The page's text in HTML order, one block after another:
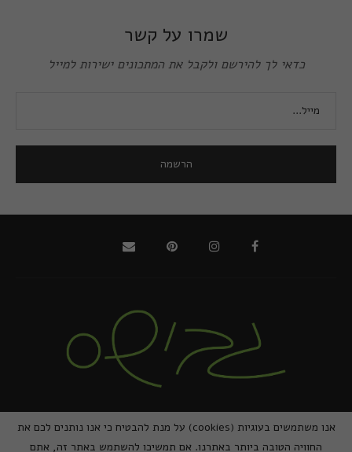
שמרו על קשר
כדאי לך להירשם ולקבל את המתכונים ישירות למייל
אנו משתמשים בעוגיות (cookies) על מנת להבטיח כי אנו נותנים לכם את
החוויה הטובה ביותר באתרנו. אם תמשיכו להשתמש באתר זה, אתם